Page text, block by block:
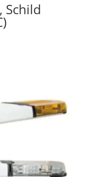
Schild